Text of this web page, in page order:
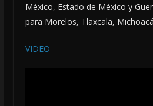
México, Estado de México y
para Morelos, Tlaxcala,
VIDEO